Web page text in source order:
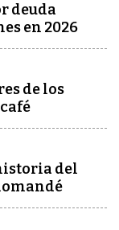
deuda
en 2026
de los
del